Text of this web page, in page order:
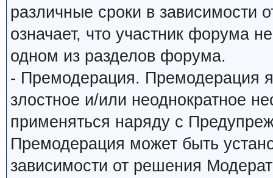
различные сроки в зависимости
означает, что участник форума
одном из разделов форума.
- Премодерация. Премодерация
злостное и/или неоднократное
применяться наряду с
Премодерация может быть
зависимости от решения